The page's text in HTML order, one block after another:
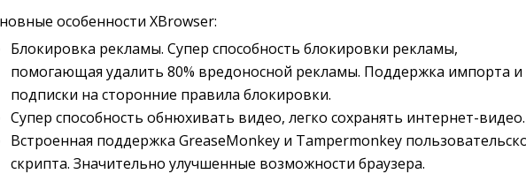
особенности XBrowser:
Блокировка рекламы. Супер способность блокировки рекламы,
помогающая удалить 80% вредоносной рекламы. Поддержка импорта и
подписки на сторонние правила блокировки.
Супер способность обнюхивать видео, легко сохранять интернет-видео.
Встроенная поддержка GreaseMonkey и Tampermonkey
скрипта. Значительно улучшенные возможности браузера.